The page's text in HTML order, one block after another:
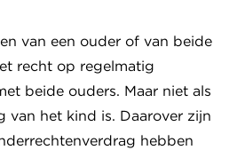
van een ouder of van beide
recht op regelmatig
beide ouders. Maar niet als
van het kind is. Daarover zijn
hebben